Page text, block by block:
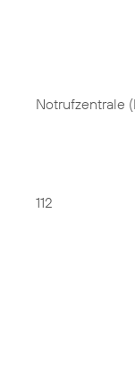
Notrufzentrale
112